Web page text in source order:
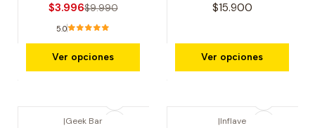
$3.996$9.990
5.0
Ver opciones
$15.900
Ver opciones
|Geek Bar |Inflave